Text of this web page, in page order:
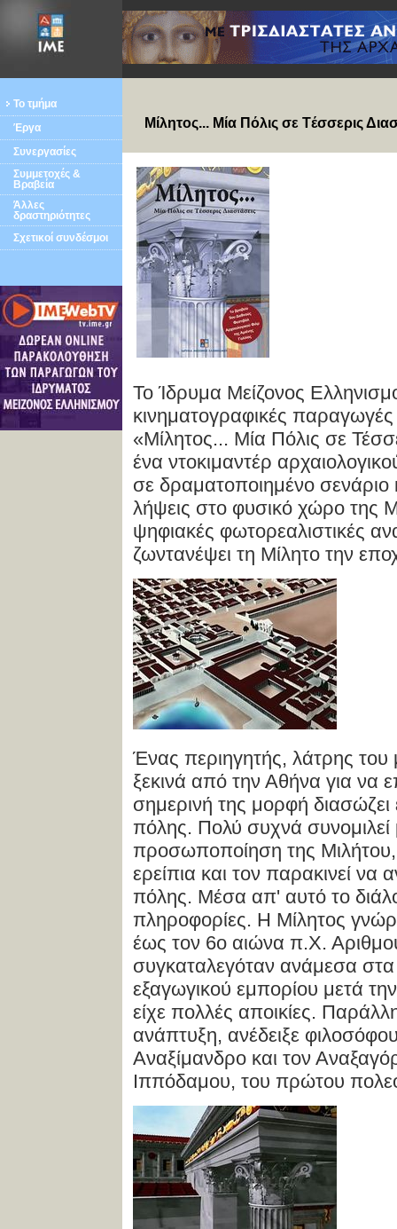
Το τμήμα
Έργα
Συνεργασίες
Συμμετοχές &
Βραβεία
Άλλες
δραστηριότητες
Σχετικοί συνδέσμοι
Mίλητος... Mία Πόλις σε Tέσσερις
Το Ίδρυμα Μείζονος
κινηματογραφικές
«Μίλητος... Μία Πόλις σε
ένα ντοκιμαντέρ
σε δραματοποιημένο σενάριο
λήψεις στο φυσικό χώρο της
ψηφιακές φωτορεαλιστικές
ζωντανέψει τη Μίλητο την
Ένας περιηγητής, λάτρης του
ξεκινά από την Αθήνα για να
σημερινή της μορφή διασώζει
πόλης. Πολύ συχνά συνομιλεί
προσωποποίηση της
ερείπια και τον παρακινεί
πόλης. Μέσα απ' αυτό το
πληροφορίες. Η Μίλητος
έως τον 6ο αιώνα π.Χ.
συγκαταλεγόταν ανάμεσα
εξαγωγικού εμπορίου μετά
είχε πολλές αποικίες.
ανάπτυξη, ανέδειξε
Αναξίμανδρο και τον
Ιππόδαμου, του πρώτου